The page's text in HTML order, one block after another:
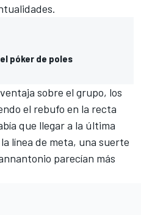
póker de poles
sobre el grupo, los
el rebufo en la recta
que llegar a la última
línea de meta, una suerte
parecían más